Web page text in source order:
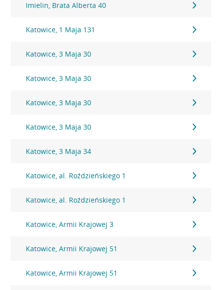
Imielin, Brata Alberta 40
Katowice, 1 Maja 131
Katowice, 3 Maja 30
Katowice, 3 Maja 30
Katowice, 3 Maja 30
Katowice, 3 Maja 30
Katowice, 3 Maja 34
Katowice, al. Roździeńskiego 1
Katowice, al. Roździeńskiego 1
Katowice, Armii Krajowej 3
Katowice, Armii Krajowej 51
Katowice, Armii Krajowej 51